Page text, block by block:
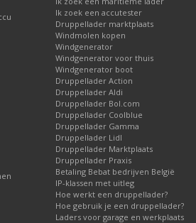
Ik zoek een accutester
Druppellader marktplaats
Windmolen kopen
Windgenerator
Windgenerator voor thuis
Windgenerator boot
Druppellader Action
Druppellader Aldi
Druppellader Bol.com
Druppellader Coolblue
Druppellader Gamma
Druppellader Lidl
Druppellader Marktplaats
Druppellader Praxis
Betaling Bebat bedrijven België
IP-klassen met uitleg
Hoe werkt een druppellader?
Hoe gebruik je een druppellader?
Laders voor garage en werkplaats